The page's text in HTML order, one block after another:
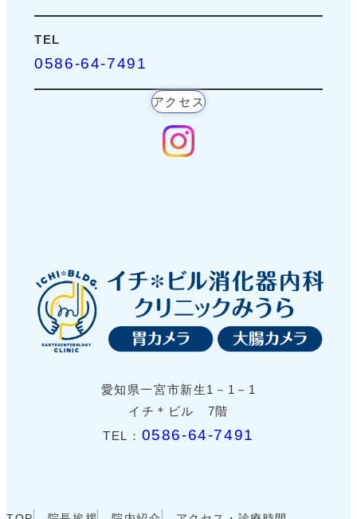
TEL
0586-64-7491
アクセス
愛知県一宮市新生1－1－1
イチ＊ビル 7階
TEL： 0586-64-7491